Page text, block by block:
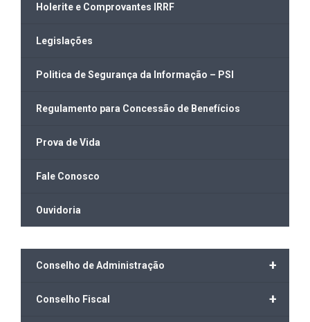
Holerite e Comprovantes IRRF
Legislações
Politica de Segurança da Informação – PSI
Regulamento para Concessão de Benefícios
Prova de Vida
Fale Conosco
Ouvidoria
+
Conselho de Administração
+
Conselho Fiscal